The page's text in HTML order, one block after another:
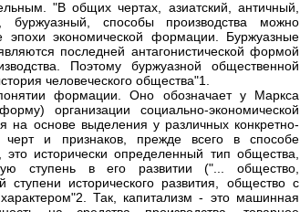
"В общих чертах, азиатский, античный,
способы производства можно
эпохи экономической формации. Буржуазные
последней антагонистической формой
Поэтому буржуазной общественной
человеческого общества"1.
формации. Оно обозначает у Маркса
организации социально-экономической
на основе выделения у различных конкретно-
черт и признаков, прежде всего в способе
исторически определенный тип общества,
ступень в его развитии ("... общество,
исторического развития, общество с
Так, капитализм - это машинная